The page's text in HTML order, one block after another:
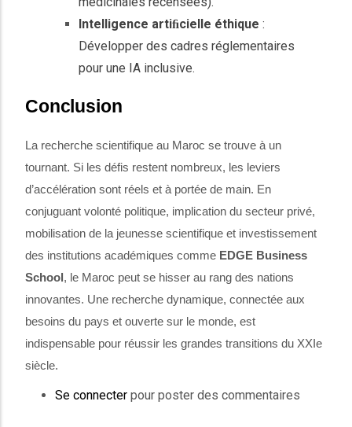
Intelligence artiﬁcielle éthique :
Développer des cadres réglementaires
pour une IA inclusive.
Conclusion
La recherche scientifique au Maroc se trouve à un
tournant. Si les défis restent nombreux, les leviers
d’accélération sont réels et à portée de main. En
conjuguant volonté politique, implication du secteur privé,
mobilisation de la jeunesse scientifique et investissement
des institutions académiques comme EDGE Business
School , le Maroc peut se hisser au rang des nations
innovantes. Une recherche dynamique, connectée aux
besoins du pays et ouverte sur le monde, est
indispensable pour réussir les grandes transitions du XXIe
siècle.
Se connecter pour poster des commentaires